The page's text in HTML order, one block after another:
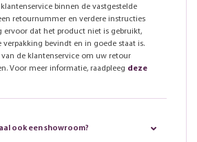
binnen de vastgestelde
retournummer en verdere instructies
ervoor dat het product niet is gebruikt,
bevindt en in goede staat is.
de klantenservice om uw retour
Voor meer informatie, raadpleeg deze
ook een showroom?